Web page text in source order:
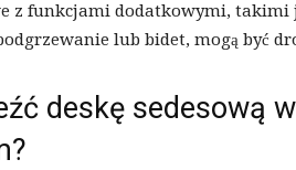
z funkcjami dodatkowymi, takimi
lub bidet, mogą być
deskę sedesową